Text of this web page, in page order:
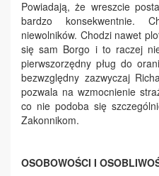
Powiadają, że wreszcie
bardzo konsekwentnie.
niewolników. Chodzi nawet
się sam Borgo i to raczej
pierwszorzędny pług do
bezwzględny zazwyczaj
pozwala na wzmocnienie
co nie podoba się
Zakonnikom.
OSOBOWOŚCI I